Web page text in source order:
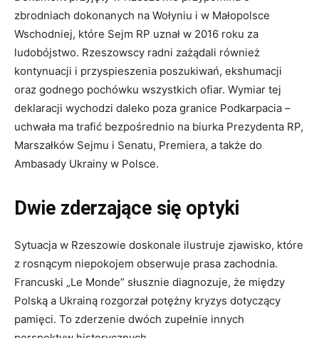
zbrodniach dokonanych na Wołyniu i w Małopolsce
Wschodniej, które Sejm RP uznał w 2016 roku za
ludobójstwo. Rzeszowscy radni zażądali również
kontynuacji i przyspieszenia poszukiwań, ekshumacji
oraz godnego pochówku wszystkich ofiar. Wymiar tej
deklaracji wychodzi daleko poza granice Podkarpacia –
uchwała ma trafić bezpośrednio na biurka Prezydenta RP,
Marszałków Sejmu i Senatu, Premiera, a także do
Ambasady Ukrainy w Polsce.
Dwie zderzające się optyki
Sytuacja w Rzeszowie doskonale ilustruje zjawisko, które
z rosnącym niepokojem obserwuje prasa zachodnia.
Francuski „Le Monde” słusznie diagnozuje, że między
Polską a Ukrainą rozgorzał potężny kryzys dotyczący
pamięci. To zderzenie dwóch zupełnie innych